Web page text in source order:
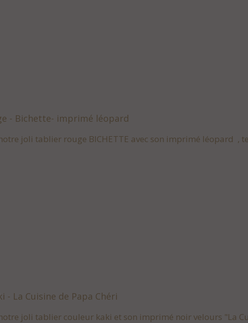
- Bichette- imprimé léopard
joli tablier rouge BICHETTE avec son imprimé léopard ,
- La Cuisine de Papa Chéri
joli tablier couleur kaki et son imprimé noir velours "La